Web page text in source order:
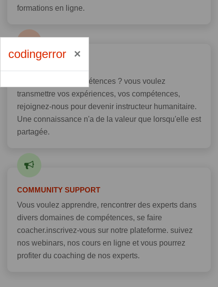
formations en ligne.
Vous avez des compétences ? vous voulez
transmettre vos expériences, vos compétences,
rejoignez-nous pour devenir instructeur humanitaire.
Une connaissance n'a de la valeur que lorsqu'elle est
partagée.
COMMUNITY SUPPORT
Vous voulez apprendre, rencontrer des experts dans
divers domaines de compétences, se faire
coacher.inscrivez-vous sur notre plateforme. suivez
nos webinars, nos cours en ligne et vous pourrez
profiter du coaching de nos experts.
codingerror